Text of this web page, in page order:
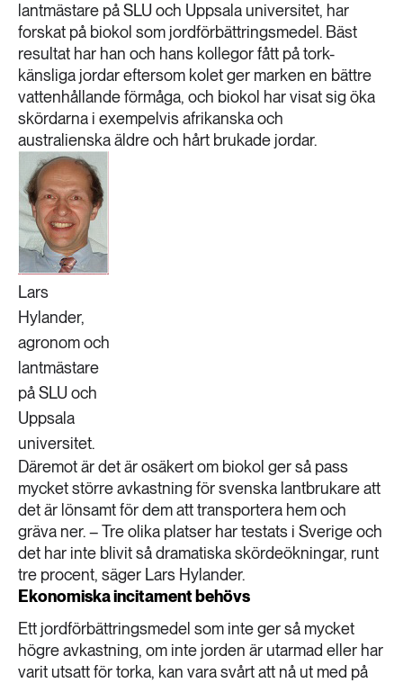
lantmästare på SLU och Uppsala universitet, har
forskat på biokol som jordförbättringsmedel. Bäst
resultat har han och hans kollegor fått på tork-
känsliga jordar eftersom kolet ger marken en bättre
vattenhållande förmåga, och biokol har visat sig öka
skördarna i exempelvis afrikanska och
australienska äldre och hårt brukade jordar.
Lars
Hylander,
agronom och
lantmästare
på SLU och
Uppsala
universitet.
Däremot är det är osäkert om biokol ger så pass
mycket större avkastning för svenska lantbrukare att
det är lönsamt för dem att transportera hem och
gräva ner. – Tre olika platser har testats i Sverige och
det har inte blivit så dramatiska skördeökningar, runt
tre procent, säger Lars Hylander.
Ekonomiska incitament behövs
Ett jordförbättringsmedel som inte ger så mycket
högre avkastning, om inte jorden är utarmad eller har
varit utsatt för torka, kan vara svårt att nå ut med på